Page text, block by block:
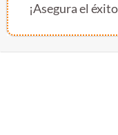
¡Asegura el